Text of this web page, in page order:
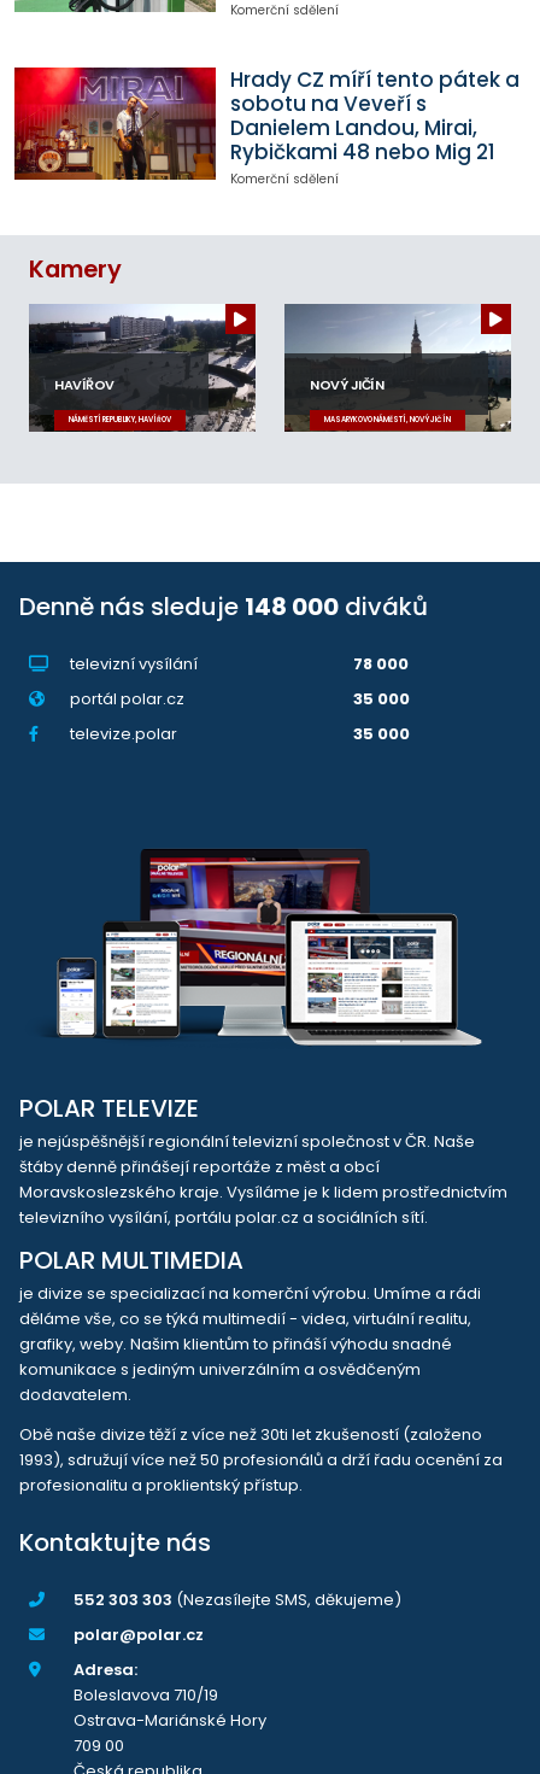
Komerční sdělení
Hrady CZ míří tento pátek a
sobotu na Veveří s
Danielem Landou, Mirai,
Rybičkami 48 nebo Mig 21
Komerční sdělení
Kamery
HAVÍŘOV
NÁMĚSTÍ REPUBLIKY, HAVÍŘOV
NOVÝ JIČÍN
MASARYKOVO NÁMĚSTÍ, NOVÝ JIČÍN
Denně nás sleduje 148 000 diváků
televizní vysílání
78 000
portál polar.cz
35 000
televize.polar
35 000
POLAR TELEVIZE
je nejúspěšnější regionální televizní společnost v ČR. Naše
štáby denně přinášejí reportáže z měst a obcí
Moravskoslezského kraje. Vysíláme je k lidem prostřednictvím
televizního vysílání, portálu polar.cz a sociálních sítí.
POLAR MULTIMEDIA
je divize se specializací na komerční výrobu. Umíme a rádi
děláme vše, co se týká multimedií - videa, virtuální realitu,
grafiky, weby. Našim klientům to přináší výhodu snadné
komunikace s jediným univerzálním a osvědčeným
dodavatelem.
Obě naše divize těží z více než 30ti let zkušeností (založeno
1993), sdružují více než 50 profesionálů a drží řadu ocenění za
profesionalitu a proklientský přístup.
Kontaktujte nás
552 303 303 (Nezasílejte SMS, děkujeme)
polar@polar.cz
Adresa:
Boleslavova 710/19
Ostrava-Mariánské Hory
709 00